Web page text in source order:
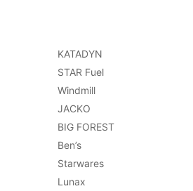
KATADYN
STAR Fuel
Windmill
JACKO
BIG FOREST
Ben’s
Starwares
Lunax